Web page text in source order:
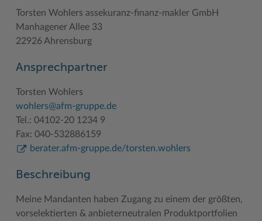
Geodatenportale (Kreiskarte)
Kfz-Zulassung
Leistungen
Lexikon
Publikationen
Wo Sie uns finden
Zuständigkeitsfinder SH ↗
Fotoarchiv
Hitzeschutz
Lokales Wetter
Newsletter
Pressemeldungen
Social Media
Stormarninfo
Kreispräsident
Kreistag und Ausschüsse
Landrat
Sonderbereiche
Stabsbereiche
Städte und Gemeinden
Wappen und Geschichte
Offene Stellen
Praktika und FSJ
Klimaschutz beim Kreis Stormarn
Projekt e-Gewerbe
Zahlen, Daten, Fakten
Kulturelle Einrichtungen
Museen
Storchenhorste
Lieblingsplätze in der Metropolregion
Termine und Veranstaltungen
Tourismus
Vereine und Gruppen
Torsten Wohlers assekuranz-finanz-makler GmbH
Manhagener Allee 33
22926 Ahrensburg
Ansprechpartner
Torsten Wohlers
wohlers@afm-gruppe.de
Tel.: 04102-20 1234 9
Fax: 040-532886159
berater.afm-gruppe.de/torsten.wohlers
Beschreibung
Meine Mandanten haben Zugang zu einem der größten,
vorselektierten & anbieterneutralen Produktportfolien